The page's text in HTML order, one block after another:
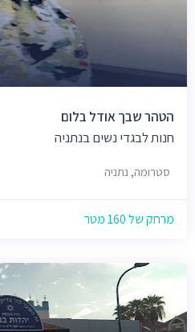
הטהר שבך אודל בלום
חנות לבגדי נשים בנתניה
סטרומה, נתניה
מרחק של 160 מטר